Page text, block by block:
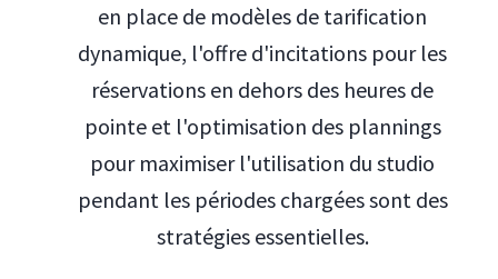
en place de modèles de tarification
dynamique, l'offre d'incitations pour les
réservations en dehors des heures de
pointe et l'optimisation des plannings
pour maximiser l'utilisation du studio
pendant les périodes chargées sont des
stratégies essentielles.